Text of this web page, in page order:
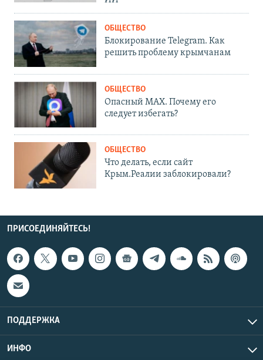
ОБЩЕСТВО
Блокирование Telegram. Как
решить проблему крымчанам
ОБЩЕСТВО
Опасный MAX. Почему его
следует избегать?
ОБЩЕСТВО
Что делать, если сайт
Крым.Реалии заблокировали?
ПРИСОЕДИНЯЙТЕСЬ!
ПОДДЕРЖКА
ИНФО